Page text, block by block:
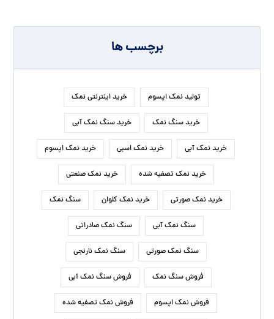
برچسب ها
تولید نمک اپسوم خرید اینترنتی نمک
خرید سنگ نمک خرید سنگ نمک آبی
خرید نمک آبی خرید نمک اسبی خرید نمک اپسوم
خرید نمک تصفیه شده خرید نمک صنعتی
خرید نمک صورتی خرید نمک کلوان سنگ نمک
سنگ نمک آبی سنگ نمک صادراتی
سنگ نمک صورتی سنگ نمک نارنجی
فروش سنگ نمک فروش سنگ نمک آبی
فروش نمک اپسوم فروش نمک تصفیه شده